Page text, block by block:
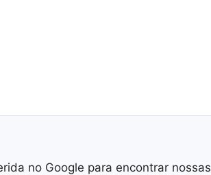
no Google para encontrar nossas